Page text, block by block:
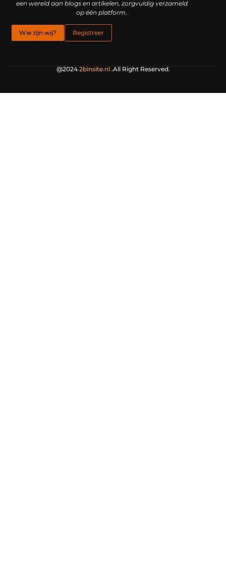
een wereld aan blogs en artikelen, zorgvuldig verzameld
op één platform.
Wie zijn wij? Registreer
@2024 2binsite.nl.All Right Reserved.